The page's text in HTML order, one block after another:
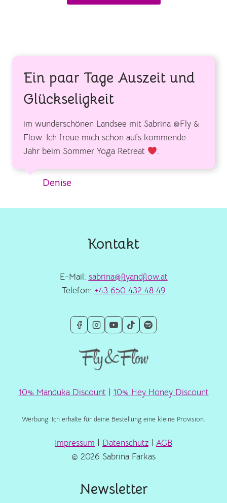
Ein paar Tage Auszeit und
Glückseligkeit
im wunderschönen Landsee mit Sabrina @Fly &
Flow. Ich freue mich schon aufs kommende
Jahr beim Sommer Yoga Retreat
.
Denise
Kontakt
E-Mail: sabrina@flyandflow.at
Telefon: +43 650 432 48 49
10% Manduka Discount 10% Hey Honey Discount
Werbung: Ich erhalte für deine Bestellung eine kleine Provision.
Impressum Datenschutz
AGB
© 2026 Sabrina Farkas
Newsletter